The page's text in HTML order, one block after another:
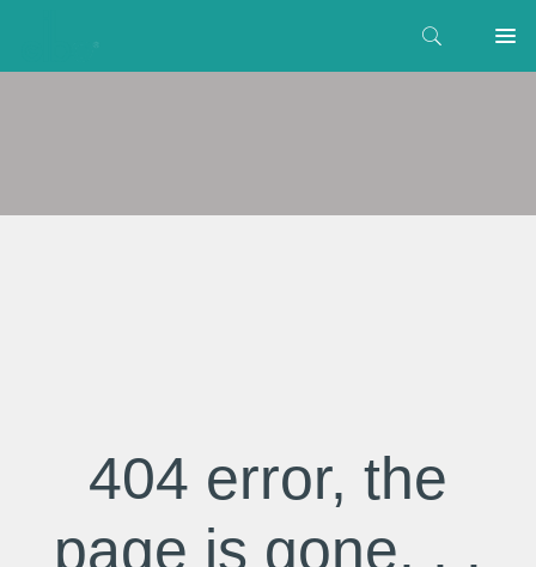
404 error, the
page is gone. . .